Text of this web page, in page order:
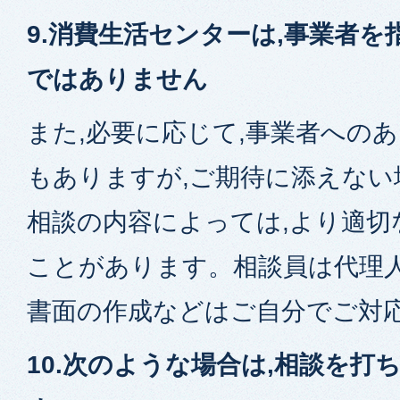
9.消費生活センターは,事業者を
ではありません
また,必要に応じて,事業者への
もありますが,ご期待に添えな
相談の内容によっては,より適
ことがあります。相談員は代理
書面の作成などはご自分でご対
10.次のような場合は,相談を打